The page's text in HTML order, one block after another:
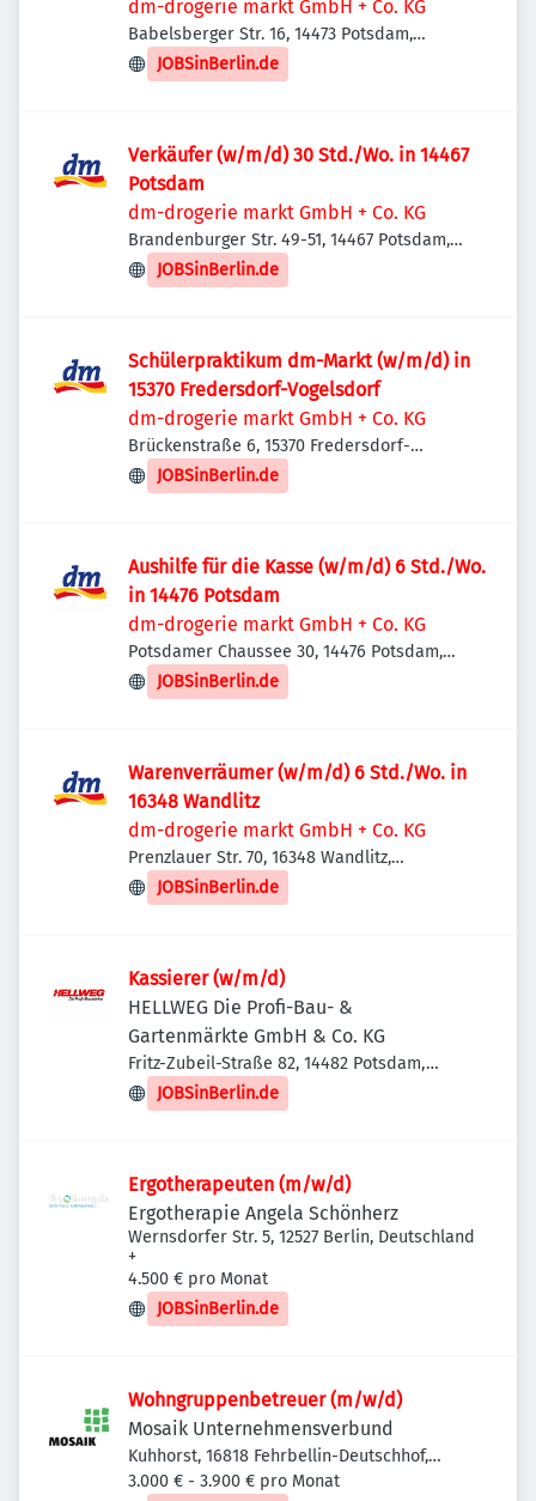
dm-drogerie markt GmbH + Co. KG
Babelsberger Str. 16, 14473 Potsdam,
Deutschland
JOBSinBerlin.de
Verkäufer (w/m/d) 30 Std./Wo. in 14467
Potsdam
dm-drogerie markt GmbH + Co. KG
Brandenburger Str. 49-51, 14467 Potsdam,
Deutschland
JOBSinBerlin.de
Schülerpraktikum dm-Markt (w/m/d) in
15370 Fredersdorf-Vogelsdorf
dm-drogerie markt GmbH + Co. KG
Brückenstraße 6, 15370 Fredersdorf-
Vogelsdorf, Deutschland
JOBSinBerlin.de
Aushilfe für die Kasse (w/m/d) 6 Std./Wo.
in 14476 Potsdam
dm-drogerie markt GmbH + Co. KG
Potsdamer Chaussee 30, 14476 Potsdam,
Deutschland
JOBSinBerlin.de
Warenverräumer (w/m/d) 6 Std./Wo. in
16348 Wandlitz
dm-drogerie markt GmbH + Co. KG
Prenzlauer Str. 70, 16348 Wandlitz,
Deutschland
JOBSinBerlin.de
Kassierer (w/m/d)
HELLWEG Die Profi-Bau- &
Gartenmärkte GmbH & Co. KG
Fritz-Zubeil-Straße 82, 14482 Potsdam,
Deutschland
JOBSinBerlin.de
Ergotherapeuten (m/w/d)
Ergotherapie Angela Schönherz
Wernsdorfer Str. 5, 12527 Berlin, Deutschland
+
4.500 € pro Monat
JOBSinBerlin.de
Wohngruppenbetreuer (m/w/d)
Mosaik Unternehmensverbund
Kuhhorst, 16818 Fehrbellin-Deutschhof,
Deutschland
3.000 € - 3.900 € pro Monat